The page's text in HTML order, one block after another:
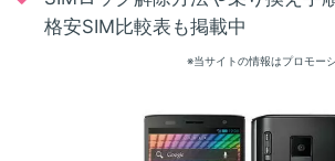
格安SIM比較表も掲載中
※当サイトの情報はプロモー